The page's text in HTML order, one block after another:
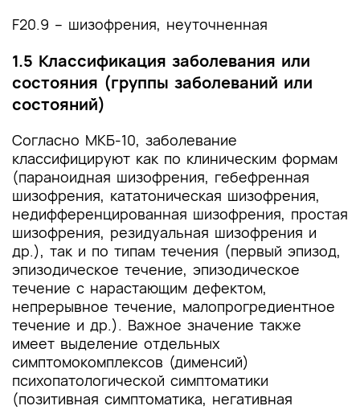
F20.9 – шизофрения, неуточненная
1.5 Классификация заболевания или
состояния (группы заболеваний или
состояний)
Согласно МКБ-10, заболевание
классифицируют как по клиническим формам
(параноидная шизофрения, гебефренная
шизофрения, кататоническая шизофрения,
недифференцированная шизофрения, простая
шизофрения, резидуальная шизофрения и
др.), так и по типам течения (первый эпизод,
эпизодическое течение, эпизодическое
течение с нарастающим дефектом,
непрерывное течение, малопрогредиентное
течение и др.). Важное значение также
имеет выделение отдельных
симптомокомплексов (дименсий)
психопатологической симптоматики
(позитивная симптоматика, негативная